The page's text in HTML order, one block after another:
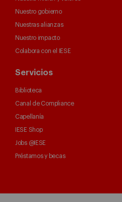
Nuestro gobierno
Nuestras alianzas
Nuestro impacto
Colabora con el IESE
Servicios
Biblioteca
Canal de Compliance
Capellanía
IESE Shop
Jobs @IESE
Préstamos y becas